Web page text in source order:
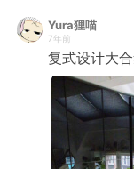
Yura狸喵
7年前
复式设计大合